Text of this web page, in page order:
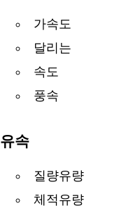
가속도
달리는
속도
풍속
유속
질량유량
체적유량